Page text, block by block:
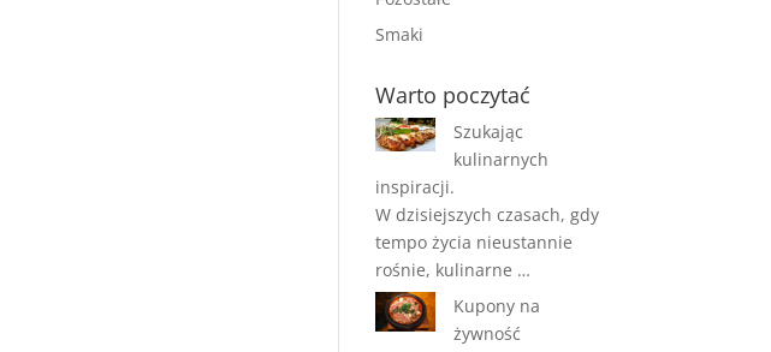
Smaki
Warto poczytać
Szukając
kulinarnych
inspiracji.
W dzisiejszych czasach, gdy
tempo życia nieustannie
rośnie, kulinarne …
Kupony na
żywność